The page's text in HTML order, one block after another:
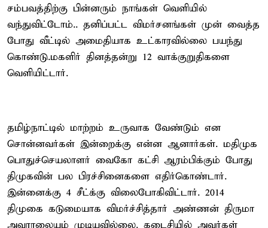
சம்பவத்திற்கு பின்னரும் நாங்கள் வெளியில்
வந்துவிட்டோம்.. தனிப்பட்ட விமர்சனங்கள் முன் வைத்த
போது வீட்டில் அமைதியாக உட்காரவில்லை பயந்து
கொண்டு.மகளிர் தினத்தன்று 12 வாக்குறுதிகளை
வெளியிட்டார்.
தமிழ்நாட்டில் மாற்றம் உருவாக வேண்டும் என
சொன்னவர்கள் இன்றைக்கு என்ன ஆனார்கள். மதிமுக
பொதுச்செயலாளர் வைகோ கட்சி ஆரம்பிக்கும் போது
திமுகவின் பல பிரச்சினைகளை எதிர்கொண்டார்.
இன்னைக்கு 4 சீட்க்கு விலைபோகிவிட்டார். 2014
திமுகை கடுமையாக விமர்ச்சித்தார் அண்ணன் திருமா
அவராலையும் முடியவில்லை. கடைசியில் அவர்கள்